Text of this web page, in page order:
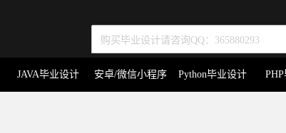
JAVA毕业设计 安卓/微信小程序 Python毕业设计